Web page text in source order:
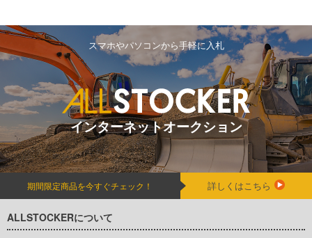
スマホやパソコンから手軽に入札
インターネットオークション
期間限定商品を今すぐチェック！ 詳しくはこちら
ALLSTOCKERについて